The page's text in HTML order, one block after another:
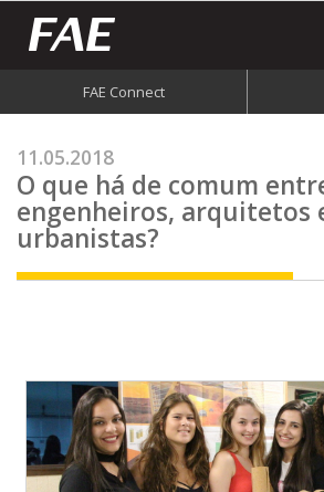
FAE Connect
11.05.2018
O que há de comum
engenheiros, arquitetos
urbanistas?